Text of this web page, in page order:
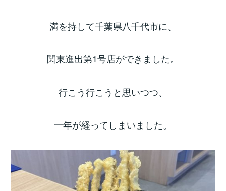
満を持して千葉県八千代市に、
関東進出第1号店ができました。
行こう行こうと思いつつ、
一年が経ってしまいました。